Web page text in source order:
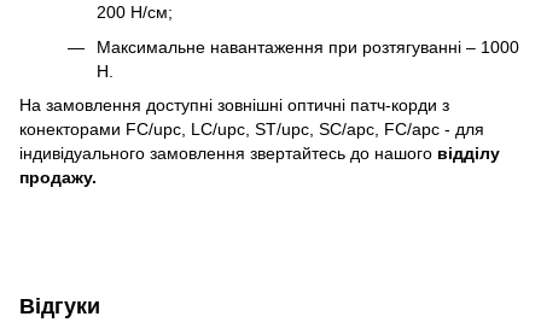
200 Н/см;
Максимальне навантаження при розтягуванні – 1000
H.
На замовлення доступні зовнішні оптичні патч-корди з
конекторами FC/upc, LC/upc, ST/upc, SC/apc, FC/apc - для
індивідуального замовлення звертайтесь до нашого відділу
продажу.
Відгуки